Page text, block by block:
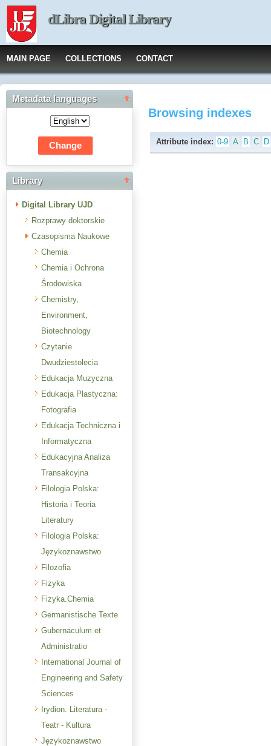
dLibra Digital Library
MAIN PAGE COLLECTIONS CONTACT
Metadata languages
Library
Digital Library UJD
Rozprawy doktorskie
Czasopisma Naukowe
Chemia
Chemia i Ochrona
Środowiska
Chemistry,
Environment,
Biotechnology
Czytanie
Dwudziestolecia
Edukacja Muzyczna
Edukacja Plastyczna:
Fotografia
Edukacja Techniczna i
Informatyczna
Edukacyjna Analiza
Transakcyjna
Filologia Polska:
Historia i Teoria
Literatury
Filologia Polska:
Językoznawstwo
Filozofia
Fizyka
Fizyka.Chemia
Germanistische Texte
Gubernaculum et
Administratio
International Journal of
Engineering and Safety
Sciences
Irydion. Literatura -
Teatr - Kultura
Językoznawstwo
Browsing indexes
Attribute index: 0-9 A B C D